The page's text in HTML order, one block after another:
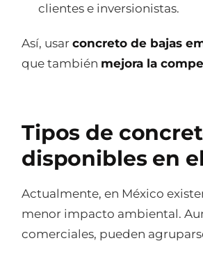
clientes e inversionistas.
Así, usar concreto de bajas
que también mejora la
Tipos de
disponibles en
Actualmente, en México
menor impacto ambiental.
comerciales, pueden